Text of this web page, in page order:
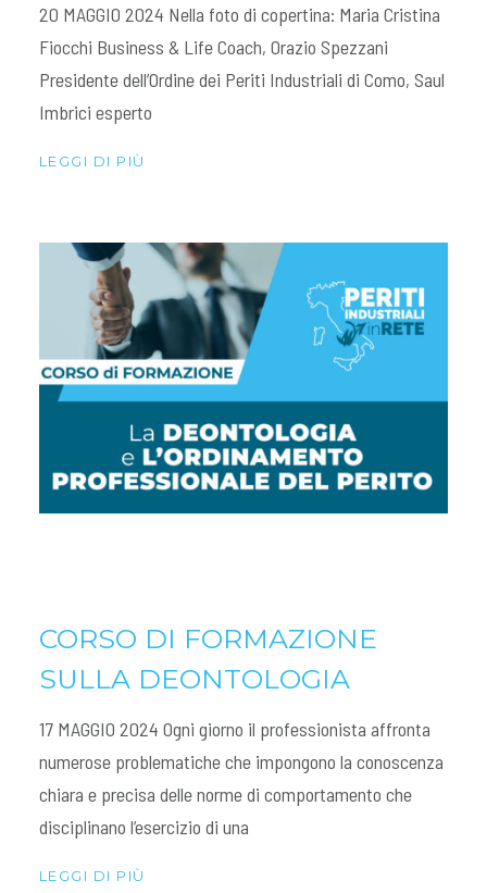
20 MAGGIO 2024 Nella foto di copertina: Maria Cristina
Fiocchi Business & Life Coach, Orazio Spezzani
Presidente dell’Ordine dei Periti Industriali di Como, Saul
Imbrici esperto
LEGGI DI PIÙ
CORSO DI FORMAZIONE
SULLA DEONTOLOGIA
17 MAGGIO 2024 Ogni giorno il professionista affronta
numerose problematiche che impongono la conoscenza
chiara e precisa delle norme di comportamento che
disciplinano l’esercizio di una
LEGGI DI PIÙ